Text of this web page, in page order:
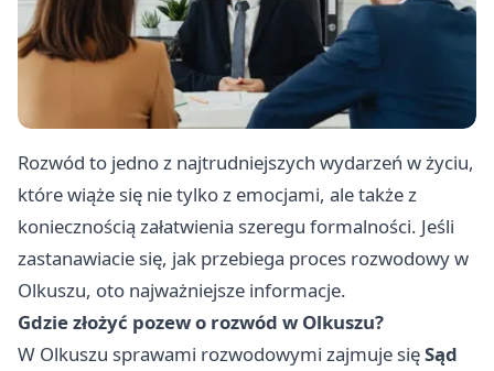
Rozwód to jedno z najtrudniejszych wydarzeń w życiu,
które wiąże się nie tylko z emocjami, ale także z
koniecznością załatwienia szeregu formalności. Jeśli
zastanawiacie się, jak przebiega proces rozwodowy w
Olkuszu, oto najważniejsze informacje.
Gdzie złożyć pozew o rozwód w Olkuszu?
W Olkuszu sprawami rozwodowymi zajmuje sięSąd